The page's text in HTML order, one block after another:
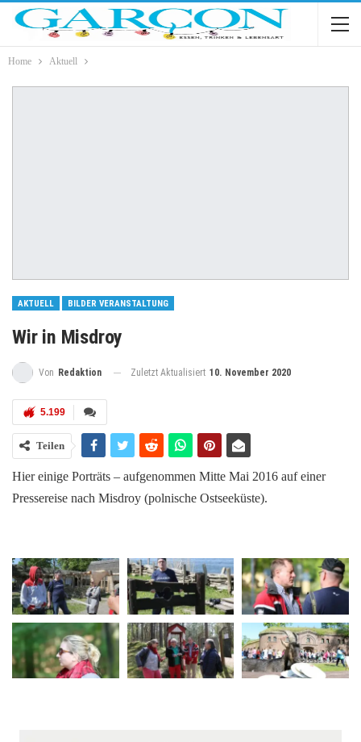
Home Aktuell
AKTUELL BILDER VERANSTALTUNG
Wir in Misdroy
Von Redaktion Zuletzt Aktualisiert 10. November 2020
5.199
Teilen
Hier einige Porträts – aufgenommen Mitte Mai 2016 auf einer
Pressereise nach Misdroy (polnische Ostseeküste).